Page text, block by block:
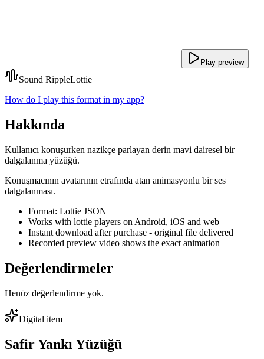
Play preview
Sound RippleLottie
How do I play this format in my app?
Hakkında
Kullanıcı konuşurken nazikçe parlayan derin mavi dairesel bir
dalgalanma yüzüğü.
Konuşmacının avatarının etrafında atan animasyonlu bir ses
dalgalanması.
Format: Lottie JSON
Works with lottie players on Android, iOS and web
Instant download after purchase - original file delivered
Recorded preview video shows the exact animation
Değerlendirmeler
Henüz değerlendirme yok.
Digital item
Safir Yankı Yüzüğü